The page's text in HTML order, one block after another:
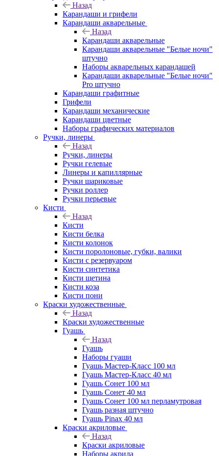
Назад
Карандаши и грифели
Карандаши акварельные
Назад
Карандаши акварельные
Карандаши акварельные "Белые ночи"
штучно
Наборы акварельных карандашей
Карандаши акварельные "Белые ночи"
Pro штучно
Карандаши графитные
Грифели
Карандаши механические
Карандаши цветные
Наборы графических материалов
Ручки, линеры
Назад
Ручки, линеры
Ручки гелевые
Линеры и капиллярные
Ручки шариковые
Ручки роллер
Ручки перьевые
Кисти
Назад
Кисти
Кисти белка
Кисти колонок
Кисти поролоновые, губки, валики
Кисти с резервуаром
Кисти синтетика
Кисти щетина
Кисти коза
Кисти пони
Краски художественные
Назад
Краски художественные
Гуашь
Назад
Гуашь
Наборы гуаши
Гуашь Мастер-Класс 100 мл
Гуашь Мастер-Класс 40 мл
Гуашь Сонет 100 мл
Гуашь Сонет 40 мл
Гуашь Сонет 100 мл перламутровая
Гуашь разная штучно
Гуашь Pinax 40 мл
Краски акриловые
Назад
Краски акриловые
Наборы акрила